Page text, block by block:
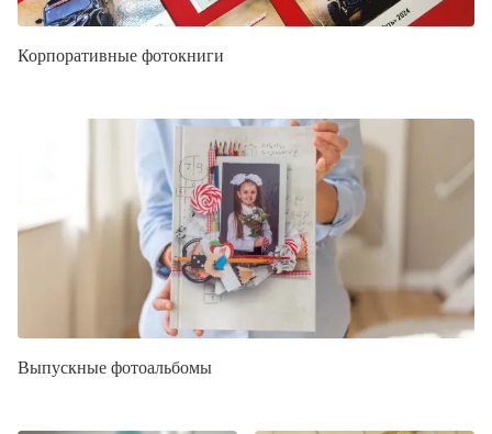
Корпоративные фотокниги
Выпускные фотоальбомы